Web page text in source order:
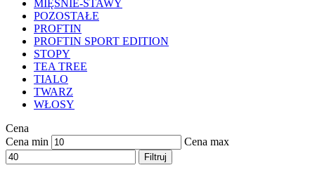
MIĘŚNIE-STAWY
POZOSTAŁE
PROFTIN
PROFTIN SPORT EDITION
STOPY
TEA TREE
TIALO
TWARZ
WŁOSY
Cena
Cena min
Cena max
Filtruj